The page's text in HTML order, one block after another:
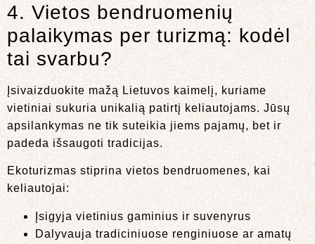
4. Vietos bendruomenių
palaikymas per turizmą: kodėl
tai svarbu?
Įsivaizduokite mažą Lietuvos kaimelį, kuriame
vietiniai sukuria unikalią patirtį keliautojams. Jūsų
apsilankymas ne tik suteikia jiems pajamų, bet ir
padeda išsaugoti tradicijas.
Ekoturizmas stiprina vietos bendruomenes, kai
keliautojai:
Įsigyja vietinius gaminius ir suvenyrus
Dalyvauja tradiciniuose renginiuose ar amatų